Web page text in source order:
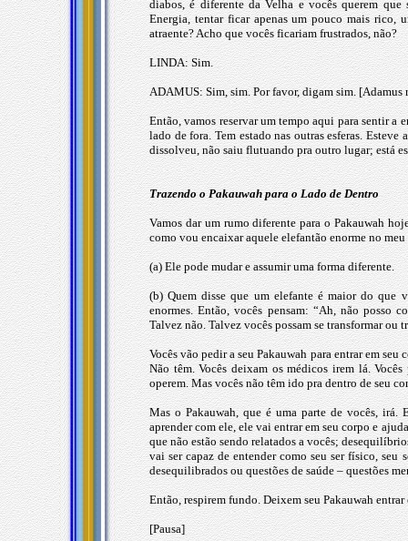
diabos, é diferente da Velha e vocês querem
Energia, tentar ficar apenas um pouco mais rico,
atraente? Acho que vocês ficariam frustrados, não?
LINDA: Sim.
ADAMUS: Sim, sim. Por favor, digam sim. [Adamus
Então, vamos reservar um tempo aqui para sentir a
lado de fora. Tem estado nas outras esferas.
dissolveu, não saiu flutuando pra outro lugar; está
Trazendo o Pakauwah para o Lado de Dentro
Vamos dar um rumo diferente para o Pakauwah
como vou encaixar aquele elefantão enorme no
(a) Ele pode mudar e assumir uma forma diferente.
(b) Quem disse que um elefante é maior do que
enormes. Então, vocês pensam: “Ah, não posso
Talvez não. Talvez vocês possam se transformar ou
Vocês vão pedir a seu Pakauwah para entrar em
Não têm. Vocês deixam os médicos irem lá.
operem. Mas vocês não têm ido pra dentro de seu
Mas o Pakauwah, que é uma parte de vocês,
aprender com ele, ele vai entrar em seu corpo e
que não estão sendo relatados a vocês;
vai ser capaz de entender como seu ser físico,
desequilibrados ou questões de saúde – questões
Então, respirem fundo. Deixem seu Pakauwah
[Pausa]